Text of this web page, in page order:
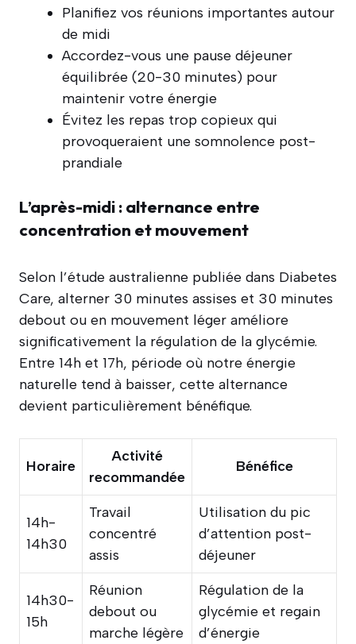
Planifiez vos réunions importantes autour
de midi
Accordez-vous une pause déjeuner
équilibrée (20-30 minutes) pour
maintenir votre énergie
Évitez les repas trop copieux qui
provoqueraient une somnolence post-
prandiale
L’après-midi : alternance entre
concentration et mouvement
Selon l’étude australienne publiée dans Diabetes
Care, alterner 30 minutes assises et 30 minutes
debout ou en mouvement léger améliore
significativement la régulation de la glycémie.
Entre 14h et 17h, période où notre énergie
naturelle tend à baisser, cette alternance
devient particulièrement bénéfique.
Horaire
Activité
recommandée
Bénéfice
14h-
14h30
Travail
concentré
assis
Utilisation du pic
d’attention post-
déjeuner
14h30-
15h
Réunion
debout ou
marche légère
Régulation de la
glycémie et regain
d’énergie